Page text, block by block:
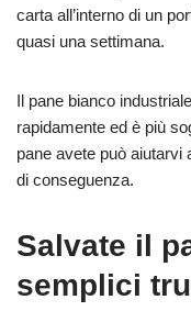
carta all’interno di un
quasi una settimana.
Il pane bianco
rapidamente ed è più
pane avete può aiutarvi
di conseguenza.
Salvate il
semplici